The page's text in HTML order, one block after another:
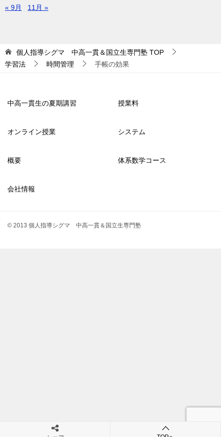
« 9月 11月 »
個人指導シグマ 中高一貫＆国立生専門塾 TOP
学習法
時間管理 手帳の効果
中高一貫生の夏期講習 授業料
オンライン授業 システム
概要 体系数学コース
会社情報
© 2013 個人指導シグマ 中高一貫＆国立生専門塾